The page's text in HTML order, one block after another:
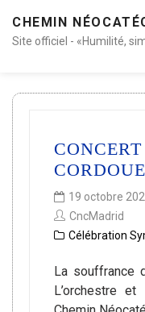
CHEMIN
Site officiel - «Humilité,
CORDOUE
19 octobre
CncMadrid
Célébration
La souffrance
L’orchestre